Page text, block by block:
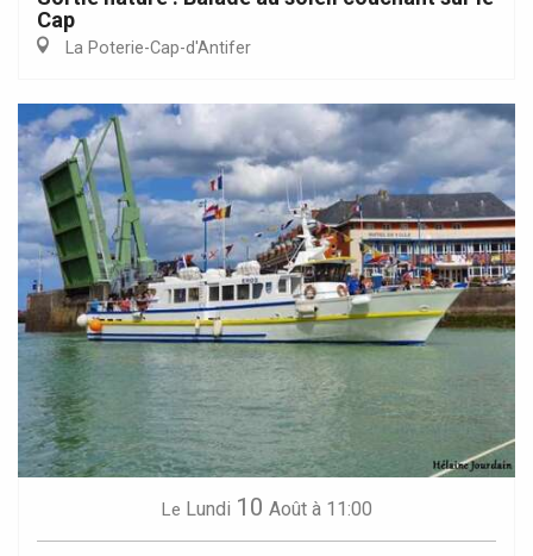
Cap
La Poterie-Cap-d'Antifer
Le Lundi 10 Août à 11:00